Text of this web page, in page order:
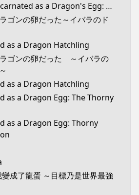
synonyms:Reincarnated as a Dragon's Egg: Dragon Road of Ibara
ゴンの卵だった～イバラのド
as a Dragon Hatchling
ゴンの卵だった ～イバラの
as a Dragon Hatchling
as a Dragon Egg: The Thorny
as a Dragon Egg: Thorny
成了龍蛋 ～目標乃是世界最強